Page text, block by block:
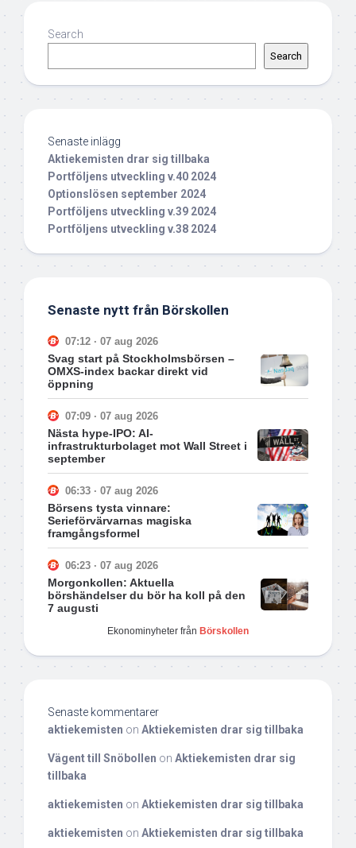
Search
Search
Senaste inlägg
Aktiekemisten drar sig tillbaka
Portföljens utveckling v.40 2024
Optionslösen september 2024
Portföljens utveckling v.39 2024
Portföljens utveckling v.38 2024
Senaste nytt från Börskollen
07:12 · 07 aug 2026
Svag start på Stockholmsbörsen –
OMXS-index backar direkt vid
öppning
07:09 · 07 aug 2026
Nästa hype-IPO: AI-
infrastrukturbolaget mot Wall Street i
september
06:33 · 07 aug 2026
Börsens tysta vinnare:
Serieförvärvarnas magiska
framgångsformel
06:23 · 07 aug 2026
Morgonkollen: Aktuella
börshändelser du bör ha koll på den
7 augusti
Ekonominyheter från Börskollen
Senaste kommentarer
aktiekemisten on Aktiekemisten drar sig tillbaka
Vägent till Snöbollen on Aktiekemisten drar sig
tillbaka
aktiekemisten on Aktiekemisten drar sig tillbaka
aktiekemisten on Aktiekemisten drar sig tillbaka